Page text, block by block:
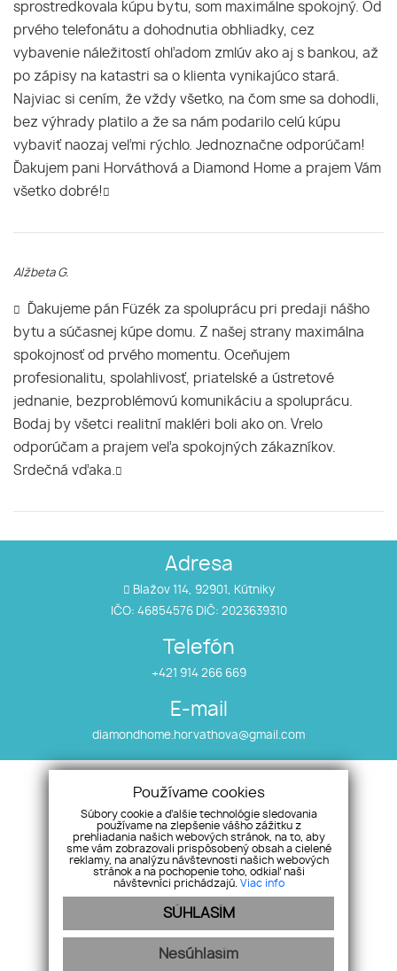
sprostredkovala kúpu bytu, som maximálne spokojný. Od
prvého telefonátu a dohodnutia obhliadky, cez
vybavenie náležitostí ohľadom zmlúv ako aj s bankou, až
po zápisy na katastri sa o klienta vynikajúco stará.
Najviac si cením, že vždy všetko, na čom sme sa dohodli,
bez výhrady platilo a že sa nám podarilo celú kúpu
vybaviť naozaj veľmi rýchlo. Jednoznačne odporúčam!
Ďakujem pani Horváthová a Diamond Home a prajem Vám
všetko dobré!
Alžbeta G.
Ďakujeme pán Füzék za spoluprácu pri predaji nášho
bytu a súčasnej kúpe domu. Z našej strany maximálna
spokojnosť od prvého momentu. Oceňujem
profesionalitu, spolahlivosť, priatelské a ústretové
jednanie, bezproblémovú komunikáciu a spoluprácu.
Bodaj by všetci realitní makléri boli ako on. Vrelo
odporúčam a prajem veľa spokojných zákazníkov.
Srdečná vďaka.
Adresa
Blažov 114, 92901, Kútniky
IČO: 46854576 DIČ: 2023639310
Telefón
+421 914 266 669
E-mail
diamondhome.horvathova@gmail.com
O nás
Služby
Úvery
Referencie
Alternatívne riešenia
sporov
Kontakt
Používame cookies
Súbory cookie a ďalšie technológie sledovania
používame na zlepšenie vášho zážitku z
prehliadania našich webových stránok, na to, aby
sme vám zobrazovali prispôsobený obsah a cielené
reklamy, na analýzu návštevnosti našich webových
stránok a na pochopenie toho, odkiaľ naši
návštevníci prichádzajú. Viac info
SÚHLASÍM
Nesúhlasím